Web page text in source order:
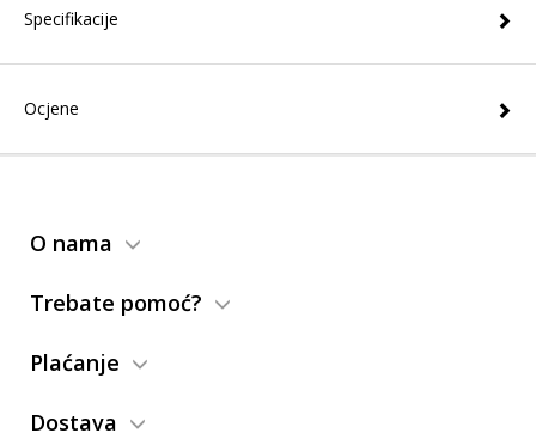
Specifikacije
Ocjene
O nama
Trebate pomoć?
Plaćanje
Dostava